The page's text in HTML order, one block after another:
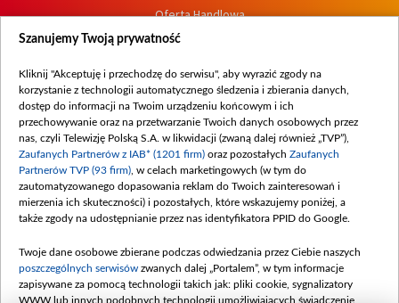
Oferta Handlowa
Dostępność
Procedura zgłoszeń wewnętrznych
Szanujemy Twoją prywatność
Kliknij "Akceptuję i przechodzę do serwisu", aby wyrazić zgody na
korzystanie z technologii automatycznego śledzenia i zbierania danych,
dostęp do informacji na Twoim urządzeniu końcowym i ich
przechowywanie oraz na przetwarzanie Twoich danych osobowych przez
nas, czyli Telewizję Polską S.A. w likwidacji (zwaną dalej również „TVP”),
Zaufanych Partnerów z IAB* (1201 firm) oraz pozostałych Zaufanych
Partnerów TVP (93 firm) , w celach marketingowych (w tym do
zautomatyzowanego dopasowania reklam do Twoich zainteresowań i
mierzenia ich skuteczności) i pozostałych, które wskazujemy poniżej, a
także zgody na udostępnianie przez nas identyfikatora PPID do Google.
Twoje dane osobowe zbierane podczas odwiedzania przez Ciebie naszych
poszczególnych serwisów zwanych dalej „Portalem”, w tym informacje
zapisywane za pomocą technologii takich jak: pliki cookie, sygnalizatory
WWW lub innych podobnych technologii umożliwiających świadczenie